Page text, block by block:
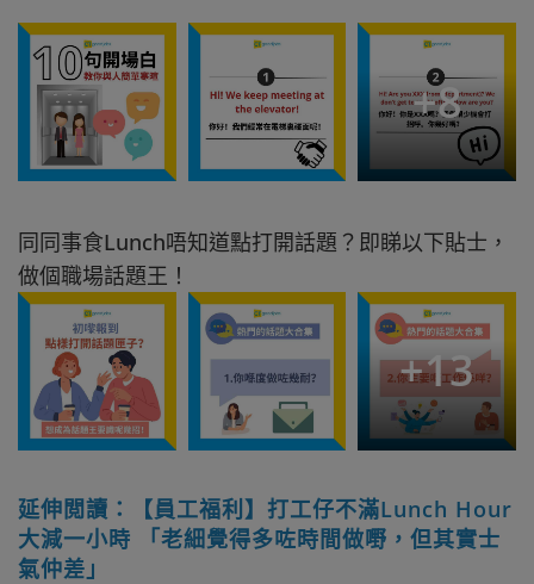
+8
同同事食Lunch唔知道點打開話題？即睇以下貼士，
做個職場話題王！
+13
延伸閲讀：【員工福利】打工仔不滿Lunch Hour
大減一小時 「老細覺得多咗時間做嘢，但其實士
氣仲差」